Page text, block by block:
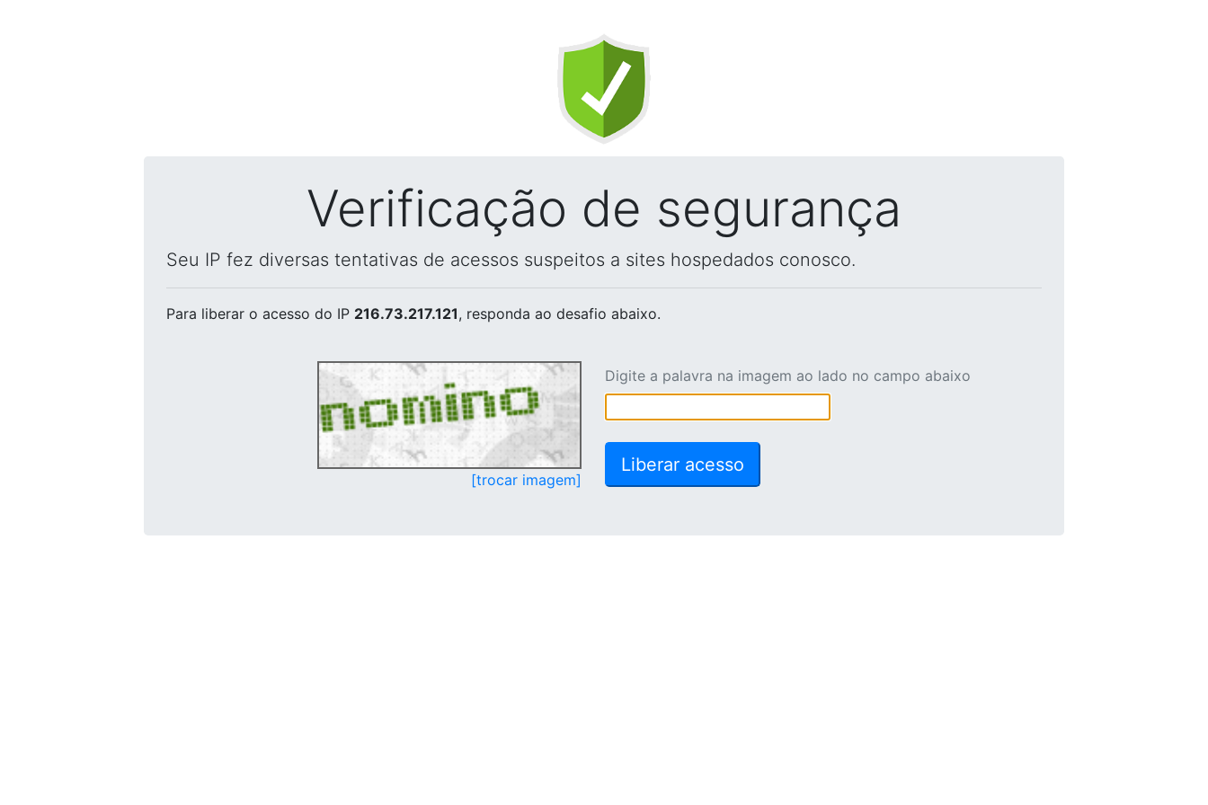
Verificação de segurança
Seu IP fez diversas tentativas de acessos suspeitos a sites hospedados conosco.
Para liberar o acesso do IP 216.73.217.121, responda ao desafio abaixo.
[trocar imagem]
Digite a palavra na imagem ao lado no campo abaixo